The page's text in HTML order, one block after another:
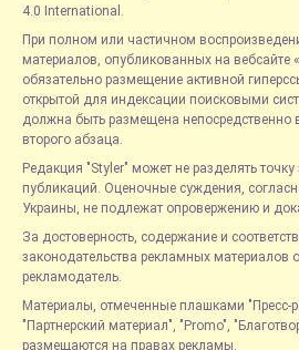
4.0 International.
При полном или частичном
материалов, опубликованных на вебсайте
обязательно размещение активной
открытой для индексации поисковыми
должна быть размещена непосредственно
второго абзаца.
Редакция "Styler" может не разделять точку
публикаций. Оценочные суждения,
Украины, не подлежат опровержению и
За достоверность, содержание и
законодательства рекламных материалов
рекламодатель.
Материалы, отмеченные плашками "Пресс-
"Партнерский материал", "Promo",
размещаются на правах рекламы.